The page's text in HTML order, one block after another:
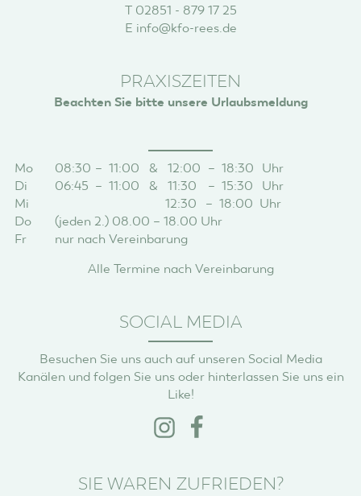
T 02851 - 879 17 25
E info@kfo-rees.de
PRAXISZEITEN
Beachten Sie bitte unsere Urlaubsmeldung
Mo 08:30 – 11:00 & 12:00 – 18:30 Uhr
Di
06:45 – 11:00 & 11:30 – 15:30
Uhr
Mi
12:30 – 18:00 Uhr
Do
(jeden 2.) 08.00 – 18.00 Uhr
Fr
nur nach Vereinbarung
Alle Termine nach Vereinbarung
SOCIAL MEDIA
Besuchen Sie uns auch auf unseren Social Media
Kanälen und folgen Sie uns oder hinterlassen Sie uns ein
Like!
SIE WAREN ZUFRIEDEN?